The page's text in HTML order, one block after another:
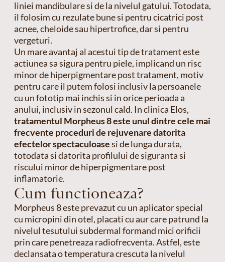
liniei mandibulare si de la nivelul gatului. Totodata,
il folosim cu rezulate bune si pentru cicatrici post
acnee, cheloide sau hipertrofice, dar si pentru
vergeturi.
Un mare avantaj al acestui tip de tratament este
actiunea sa sigura pentru piele, implicand un risc
minor de hiperpigmentare post tratament, motiv
pentru care il putem folosi inclusiv la persoanele
cu un fototip mai inchis si in orice perioada a
anului, inclusiv in sezonul cald. In clinica Elos,
tratamentul Morpheus 8 este unul dintre cele mai
frecvente proceduri de rejuvenare datorita
efectelor spectaculoasesi de lunga durata,
totodata si datorita profilului de siguranta si
riscului minor de hiperpigmentare post
inflamatorie.
Cum functioneaza?
Morpheus 8 este prevazut cu un aplicator special
cu micropini din otel, placati cu aur care patrund la
nivelul tesutului subdermal formand mici orificii
prin care penetreaza radiofrecventa. Astfel, este
declansata o temperatura crescuta la nivelul